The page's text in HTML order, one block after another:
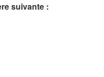
suivante :